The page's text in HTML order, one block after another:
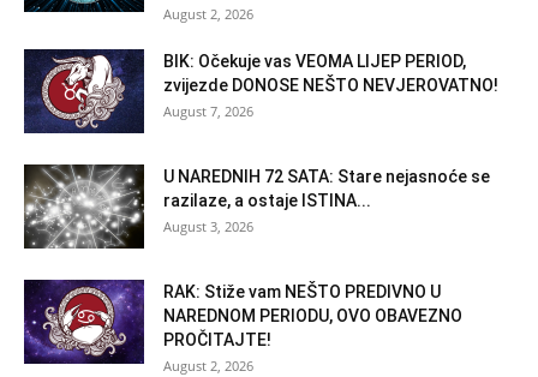
August 2, 2026
BIK: Očekuje vas VEOMA LIJEP PERIOD,
zvijezde DONOSE NEŠTO NEVJEROVATNO!
August 7, 2026
U NAREDNIH 72 SATA: Stare nejasnoće se
razilaze, a ostaje ISTINA...
August 3, 2026
RAK: Stiže vam NEŠTO PREDIVNO U
NAREDNOM PERIODU, OVO OBAVEZNO
PROČITAJTE!
August 2, 2026